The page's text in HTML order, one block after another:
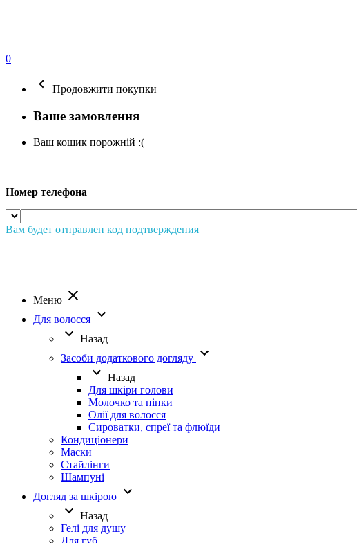
0
Продовжити покупки
Ваше замовлення
Ваш кошик порожній :(
Номер телефона
Вам будет отправлен код подтверждения
Меню
Для волосся
Назад
Засоби додаткового догляду
Назад
Для шкіри голови
Молочко та пінки
Олії для волосся
Сироватки, спреї та флюїди
Кондиціонери
Маски
Стайлінги
Шампуні
Догляд за шкірою
Назад
Гелі для душу